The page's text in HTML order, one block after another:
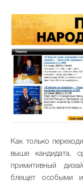
Как только
выше кандидата,
примитивный
блещет особыми